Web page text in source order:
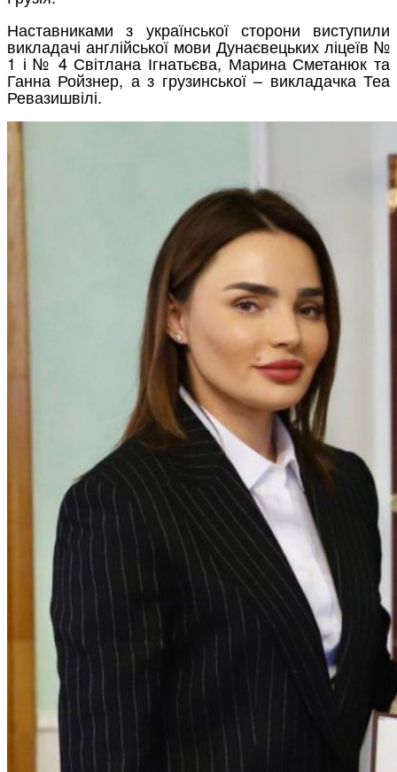
Наставниками з української сторони виступили
викладачі англійської мови Дунаєвецьких ліцеїв №
1 і № 4 Світлана Ігнатьєва, Марина Сметанюк та
Ганна Ройзнер, а з грузинської – викладачка Теа
Ревазишвілі.